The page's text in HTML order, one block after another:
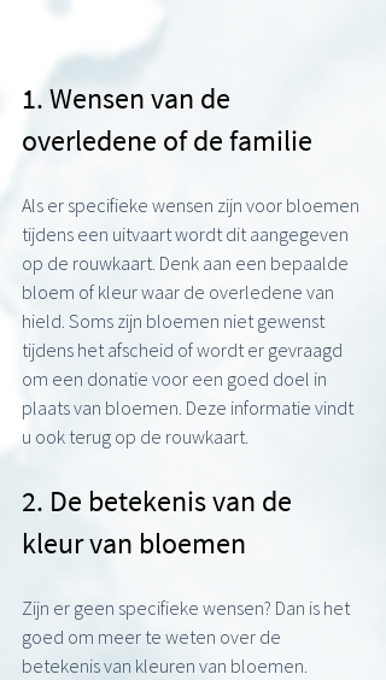
1. Wensen van de
overledene of de familie
Als er specifieke wensen zijn voor bloemen
tijdens een uitvaart wordt dit aangegeven
op de rouwkaart. Denk aan een bepaalde
bloem of kleur waar de overledene van
hield. Soms zijn bloemen niet gewenst
tijdens het afscheid of wordt er gevraagd
om een donatie voor een goed doel in
plaats van bloemen. Deze informatie vindt
u ook terug op de rouwkaart.
2. De betekenis van de
kleur van bloemen
Zijn er geen specifieke wensen? Dan is het
goed om meer te weten over de
betekenis van kleuren van bloemen.